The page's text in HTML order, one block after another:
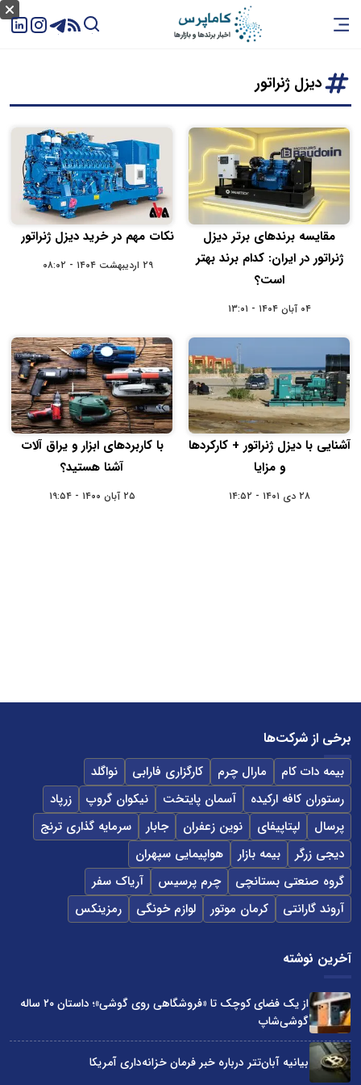
دیزل ژنراتور
مقایسه برندهای برتر دیزل
ژنراتور در ایران: کدام برند بهتر
است؟
۰۴ آبان ۱۴۰۴ - ۱۳:۰۱
نکات مهم در خرید دیزل ژنراتور
۲۹ اردیبهشت ۱۴۰۴ - ۰۸:۰۲
آشنایی با دیزل ژنراتور + کارکردها
و مزایا
۲۸ دی ۱۴۰۱ - ۱۴:۵۲
با کاربردهای ابزار و یراق آلات
آشنا هستید؟
۲۵ آبان ۱۴۰۰ - ۱۹:۵۴
برخی از شرکت‌ها
بیمه دات کام مارال چرم کارگزاری فارابی
نواگلد
رستوران کافه ارکیده
آسمان پایتخت نیکوان گروپ
زرپاد
پرسال
لپتاپیفای نوین زعفران جابار
سرمایه گذاری ترنج
دیجی زرگر
بیمه بازار
هواپیمایی سپهران
گروه صنعتی بستانچی
چرم پرسیس
آریاک سفر
آروند گارانتی
کرمان موتور لوازم خونگی رمزینکس
آخرین نوشته
از یک فضای کوچک تا «فروشگاهی روی گوشی»؛ داستان ۲۰ ساله
گوشی‌شاپ
بیانیه آبان‌تتر درباره خبر فرمان خزانه‌داری آمریکا